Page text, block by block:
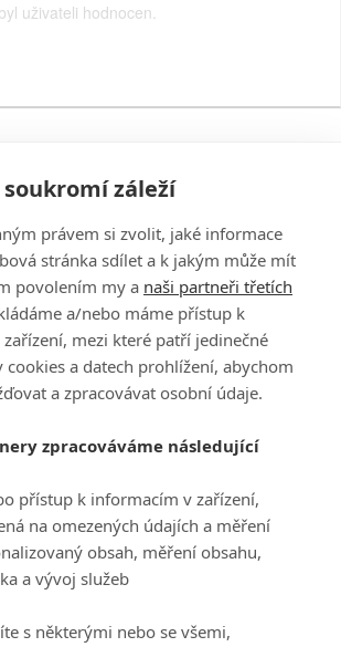
uživateli hodnocen.
PŘIHLÁSIT
REGISTROVAT
jePetr Slavík, e-mailserialy@fandimefilmu.cz
na našem webu napište nám na e-mail
studio@koncal.com
|Zásady používání cookies |Pravidla webu
nastavení soukromí
soukromí záleží
právem si zvolit, jaké informace
stránka sdílet a k jakým může mít
povolením my a naši partneři třetích
a/nebo máme přístup k
mezi které patří jedinečné
a datech prohlížení, abychom
a zpracovávat osobní údaje.
zpracováváme následující
přístup k informacím v zařízení,
na omezených údajích a měření
obsah, měření obsahu,
a vývoj služeb
s některými nebo se všemi,